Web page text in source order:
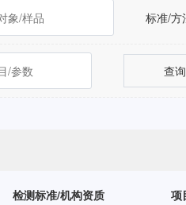
香港特别行政区
标准/方
查询
检测标准/机构资质 项